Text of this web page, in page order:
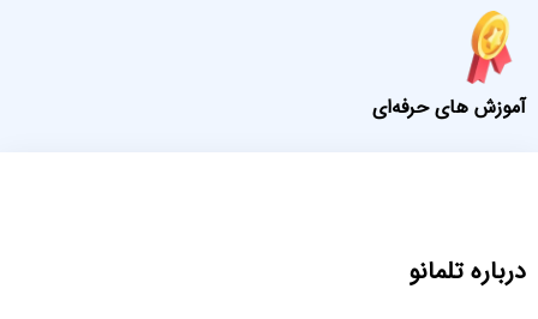
آموزش های حرفه‌ای
درباره تلمانو